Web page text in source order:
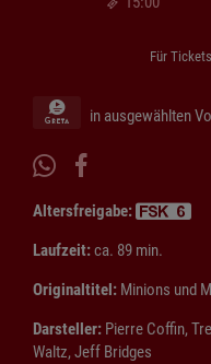
Für
in ausgewählten
Altersfreigabe:
Laufzeit:ca. 89 min.
Originaltitel: Minions und
Darsteller: Pierre Coffin,
Waltz, Jeff Bridges